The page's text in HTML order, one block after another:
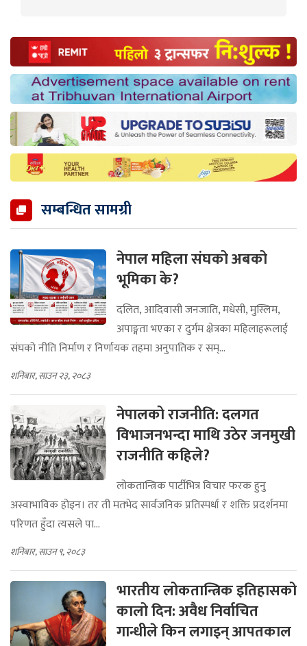
सम्बन्धित सामग्री
नेपाल महिला संघको अबको
भूमिका के?
दलित, आदिवासी जनजाति, मधेसी, मुस्लिम,
अपाङ्गता भएका र दुर्गम क्षेत्रका महिलाहरूलाई
संघको नीति निर्माण र निर्णायक तहमा अनुपातिक र सम्...
शनिबार, साउन २३, २०८३
नेपालको राजनीति: दलगत
विभाजनभन्दा माथि उठेर जनमुखी
राजनीति कहिले?
लोकतान्त्रिक पार्टीभित्र विचार फरक हुनु
अस्वाभाविक होइन। तर ती मतभेद सार्वजनिक प्रतिस्पर्धा र शक्ति प्रदर्शनमा
परिणत हुँदा त्यसले पा...
शनिबार, साउन ९, २०८३
भारतीय लोकतान्त्रिक इतिहासको
कालो दिन: अवैध निर्वाचित
गान्धीले किन लगाइन् आपतकाल